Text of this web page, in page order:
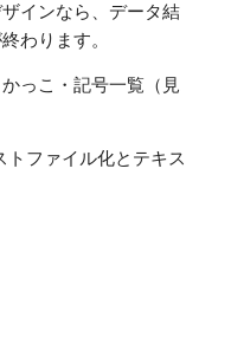
インなら、データ結
わります。
っこ・記号一覧（見
トファイル化とテキス